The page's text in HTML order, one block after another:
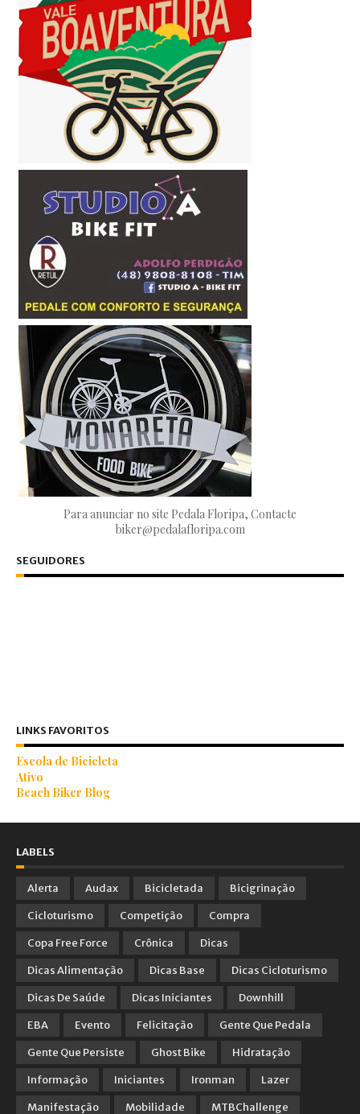
Para anunciar no site Pedala Floripa, Contacte
biker@pedalafloripa.com
SEGUIDORES
LINKS FAVORITOS
Escola de Bicicleta
Ativo
Beach Biker Blog
LABELS
Alerta Audax Bicicletada
Bicigrinação
Cicloturismo
Competição
Compra
Copa Free Force
Crônica
Dicas
Dicas Alimentação
Dicas Base
Dicas Cicloturismo
Dicas De Saúde
Dicas Iniciantes
Downhill
EBA
Evento Felicitação
Gente Que Pedala
Gente Que Persiste
Ghost Bike
Hidratação
Informação
Iniciantes Ironman
Lazer
Manifestação
Mobilidade
MTBChallenge